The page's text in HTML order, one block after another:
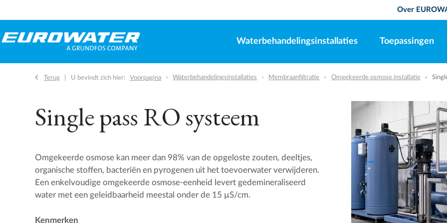
Over
Waterbehandelingsinstallaties Toepassingen
Terug U bevindt zich hier: Voorpagina Waterbehandelingsinstallaties Membraanfiltratie Omgekeerde osmose installatie
Single pass RO systeem
Omgekeerde osmose kan meer dan 98% van de opgeloste zouten, deeltjes,
organische stoffen, bacteriën en pyrogenen uit het toevoerwater verwijderen.
Een enkelvoudige omgekeerde osmose-eenheid levert gedemineraliseerd
water met een geleidbaarheid meestal onder de 15 µS/cm.
Kenmerken